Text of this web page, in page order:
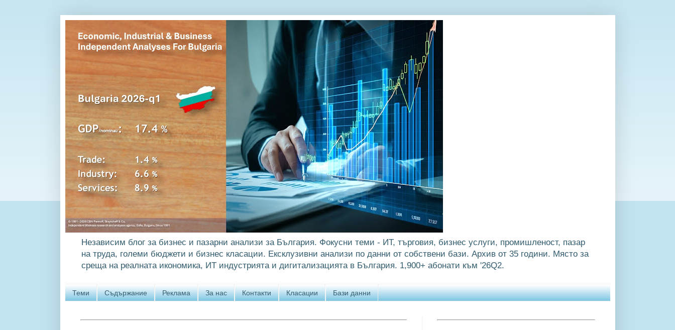
Независим блог за бизнес и пазарни анализи за България. Фокусни теми - ИТ, търговия, бизнес услуги, промишленост, пазар
на труда, големи бюджети и бизнес класации. Ексклузивни анализи по данни от собствени бази. Архив от 35 години. Място за
среща на реалната икономика, ИТ индустрията и дигитализацията в България. 1,900+ абонати към '26Q2.
Теми Съдържание Реклама За нас Контакти Класации Бази данни